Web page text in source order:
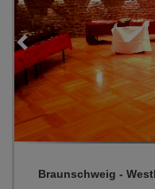
Braunschweig -